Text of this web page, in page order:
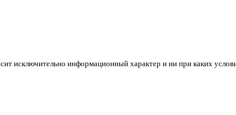
исключительно информационный характер и ни при каких